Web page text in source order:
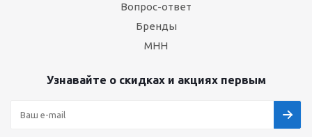
Вопрос-ответ
Бренды
МНН
Узнавайте о скидках и акциях первым